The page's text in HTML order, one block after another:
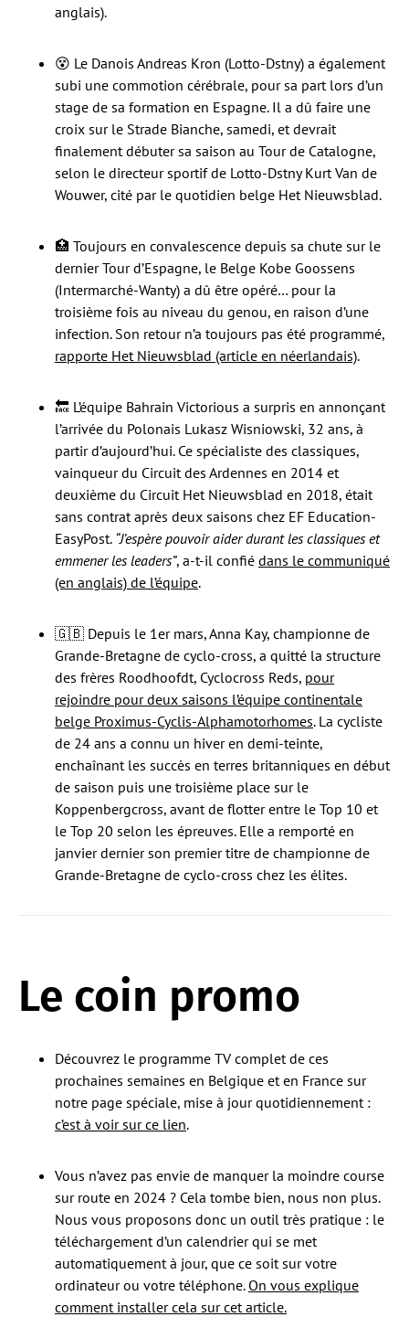
anglais).
😵 Le Danois Andreas Kron (Lotto-Dstny) a également
subi une commotion cérébrale, pour sa part lors d’un
stage de sa formation en Espagne. Il a dû faire une
croix sur le Strade Bianche, samedi, et devrait
finalement débuter sa saison au Tour de Catalogne,
selon le directeur sportif de Lotto-Dstny Kurt Van de
Wouwer, cité par le quotidien belge Het Nieuwsblad.
🏥 Toujours en convalescence depuis sa chute sur le
dernier Tour d’Espagne, le Belge Kobe Goossens
(Intermarché-Wanty) a dû être opéré… pour la
troisième fois au niveau du genou, en raison d’une
infection. Son retour n’a toujours pas été programmé,
rapporte Het Nieuwsblad (article en néerlandais).
🔙 L’équipe Bahrain Victorious a surpris en annonçant
l’arrivée du Polonais Lukasz Wisniowski, 32 ans, à
partir d’aujourd’hui. Ce spécialiste des classiques,
vainqueur du Circuit des Ardennes en 2014 et
deuxième du Circuit Het Nieuwsblad en 2018, était
sans contrat après deux saisons chez EF Education-
EasyPost. “J’espère pouvoir aider durant les classiques et
emmener les leaders”, a-t-il confié dans le communiqué
(en anglais) de l’équipe.
🇬🇧 Depuis le 1er mars, Anna Kay, championne de
Grande-Bretagne de cyclo-cross, a quitté la structure
des frères Roodhoofdt, Cyclocross Reds, pour
rejoindre pour deux saisons l’équipe continentale
belge Proximus-Cyclis-Alphamotorhomes. La cycliste
de 24 ans a connu un hiver en demi-teinte,
enchaînant les succès en terres britanniques en début
de saison puis une troisième place sur le
Koppenbergcross, avant de flotter entre le Top 10 et
le Top 20 selon les épreuves. Elle a remporté en
janvier dernier son premier titre de championne de
Grande-Bretagne de cyclo-cross chez les élites.
Le coin promo
Découvrez le programme TV complet de ces
prochaines semaines en Belgique et en France sur
notre page spéciale, mise à jour quotidiennement :
c’est à voir sur ce lien.
Vous n’avez pas envie de manquer la moindre course
sur route en 2024 ? Cela tombe bien, nous non plus.
Nous vous proposons donc un outil très pratique : le
téléchargement d’un calendrier qui se met
automatiquement à jour, que ce soit sur votre
ordinateur ou votre téléphone.On vous explique
comment installer cela sur cet article.